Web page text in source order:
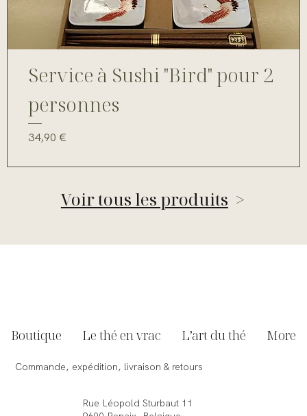
Service à Sushi "Bird" pour 2
personnes
Prix
34,90 €
Voir tous les produits >
Boutique Le thé en vrac L’art du thé More
Commande, expédition, livraison & retours
Rue Léopold Sturbaut 11